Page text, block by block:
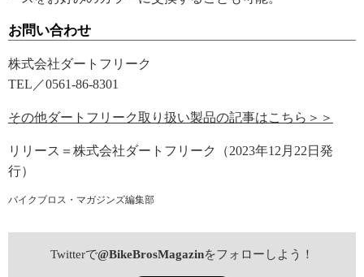
お問い合わせ
株式会社ダートフリーク
TEL／0561-86-8301
その他ダートフリーク取り扱い製品の記事はこちら＞＞
リリース＝株式会社ダートフリーク（2023年12月22日発
行）
バイクブロス・マガジンズ編集部
Twitterで@BikeBrosMagazinをフォローしよう！